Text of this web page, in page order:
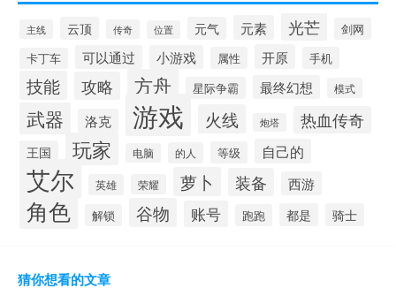
主线 云顶 传奇 位置 元气 元素 光芒 剑网
卡丁车 可以通过 小游戏 属性 开原 手机
技能 攻略 方舟 星际争霸 最终幻想 模式
武器 洛克 游戏 火线 炮塔 热血传奇
王国 玩家 电脑 的人 等级 自己的
艾尔 英雄 荣耀 萝卜 装备 西游
角色 解锁 谷物 账号 跑跑 都是 骑士
猜你想看的文章